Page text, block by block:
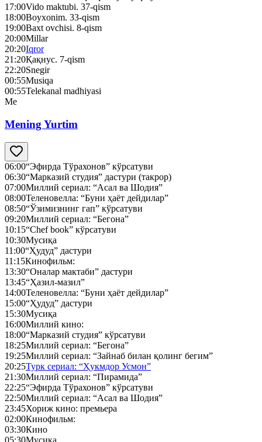
17:00Vido maktubi. 37-qism
18:00Boyxonim. 33-qism
19:00Baxt ovchisi. 8-qism
20:00Millar
20:20Iqror
21:20Қақнус. 7-qism
22:20Snegir
00:55Musiqa
00:55Telekanal madhiyasi
Me
Mening Yurtim
06:00“Эфирда Тўрахонов” кўрсатуви
06:30“Марказий студия” дастури (такрор)
07:00Миллий сериал: “Асал ва Шодия”
08:00Теленовелла: “Буни ҳаёт дейдилар”
08:50“Ўзимизнинг гап” кўрсатуви
09:20Миллий сериал: “Бегона”
10:15“Chef book” кўрсатуви
10:30Мусиқа
11:00“Ҳудуд” дастури
11:15Кинофильм:
13:30“Оналар мактаби” дастури
13:45“Ҳазил-мазил”
14:00Теленовелла: “Буни ҳаёт дейдилар”
15:00“Ҳудуд” дастури
15:30Мусиқа
16:00Миллий кино:
18:00“Марказий студия” кўрсатуви
18:25Миллий сериал: “Бегона”
19:25Миллий сериал: “Зайнаб билан қолинг бегим”
20:25Турк сериал: “Ҳукмдор Усмон”
21:30Миллий сериал: “Пирамида”
22:25“Эфирда Тўрахонов” кўрсатуви
22:50Миллий сериал: “Асал ва Шодия”
23:45Хориж кино: премьера
02:00Кинофильм:
03:30Кино
05:30Мусиқа